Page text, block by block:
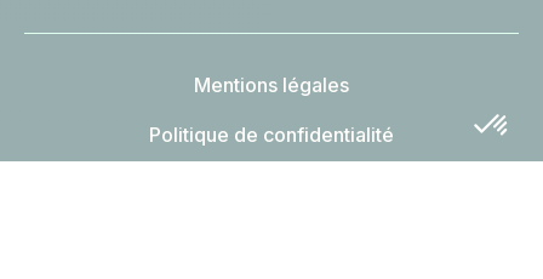
Mentions légales
Politique de confidentialité